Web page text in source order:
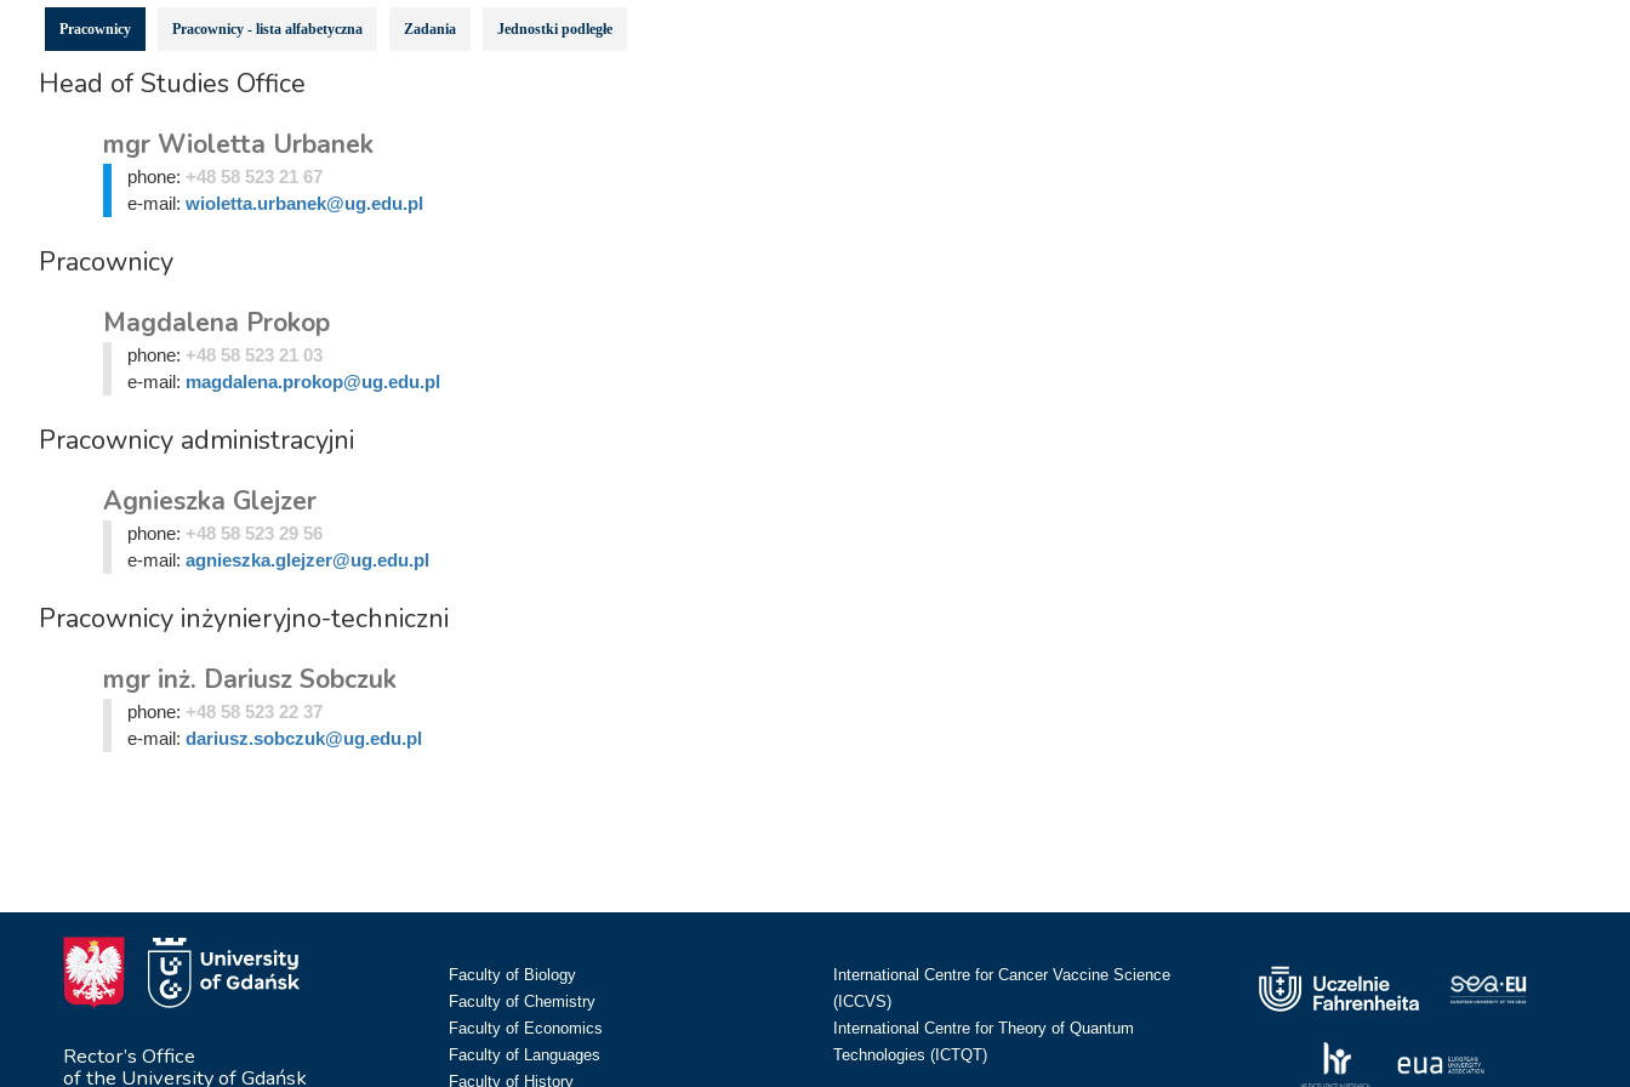
Pracownicy Pracownicy - lista alfabetyczna Zadania Jednostki podległe
Head of Studies Office
mgr Wioletta Urbanek
phone: +48 58 523 21 67
e-mail: wioletta.urbanek@ug.edu.pl
Pracownicy
Magdalena Prokop
phone: +48 58 523 21 03
e-mail: magdalena.prokop@ug.edu.pl
Pracownicy administracyjni
Agnieszka Glejzer
phone: +48 58 523 29 56
e-mail: agnieszka.glejzer@ug.edu.pl
Pracownicy inżynieryjno-techniczni
mgr inż. Dariusz Sobczuk
phone: +48 58 523 22 37
e-mail: dariusz.sobczuk@ug.edu.pl
Rector’s Office
of the University of Gdańsk
Faculty of Biology
Faculty of Chemistry
Faculty of Economics
Faculty of Languages
Faculty of History
International Centre for Cancer Vaccine Science
(ICCVS)
International Centre for Theory of Quantum
Technologies (ICTQT)